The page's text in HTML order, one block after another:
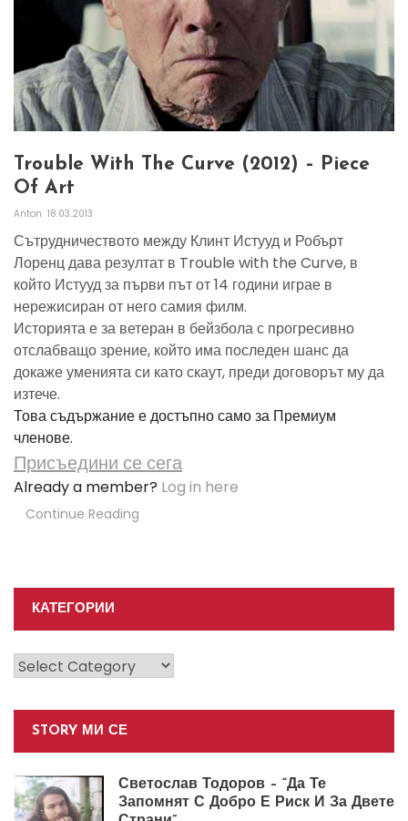
Trouble With The Curve (2012) – Piece
Of Art
Anton 18.03.2013
Сътрудничеството между Клинт Истууд и Робърт
Лоренц дава резултат в Trouble with the Curve, в
който Истууд за първи път от 14 години играе в
нережисиран от него самия филм.
Историята е за ветеран в бейзбола с прогресивно
отслабващо зрение, който има последен шанс да
докаже уменията си като скаут, преди договорът му да
изтече.
Това съдържание е достъпно само за Премиум
членове.
Присъедини се сега
Already a member? Log in here
Continue Reading
КАТЕГОРИИ
Категории
STORY МИ СЕ
Светослав Тодоров – “Да Те
Запомнят С Добро Е Риск И За Двете